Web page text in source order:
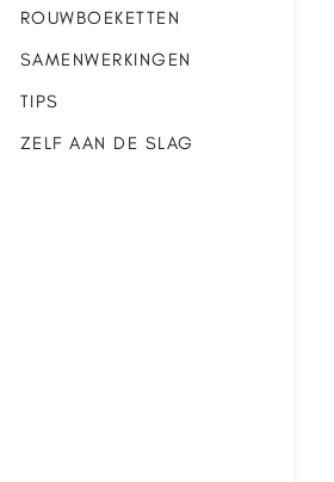
ROUWBOEKETTEN
SAMENWERKINGEN
TIPS
ZELF AAN DE SLAG